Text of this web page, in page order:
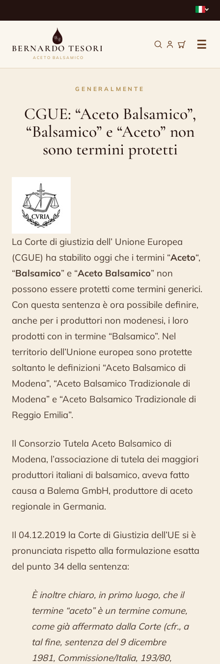
BERNARDO TESORI
ACETO BALSAMICO
☰
Balsamico”,
“Balsamico”
non
sono
termini
protetti
GENERALMENTE
CGUE: “Aceto Balsamico”,
“Balsamico” e “Aceto” non
sono termini protetti
La Corte di giustizia dell’ Unione Europea
(CGUE) ha stabilito oggi che i termini “Aceto“,
“Balsamico” e “Aceto Balsamico” non
possono essere protetti come termini generici.
Con questa sentenza è ora possibile definire,
anche per i produttori non modenesi, i loro
prodotti con in termine “Balsamico”. Nel
territorio dell’Unione europea sono protette
soltanto le definizioni “Aceto Balsamico di
Modena”, “Aceto Balsamico Tradizionale di
Modena” e “Aceto Balsamico Tradizionale di
Reggio Emilia”.
Il Consorzio Tutela Aceto Balsamico di
Modena, l’associazione di tutela dei maggiori
produttori italiani di balsamico, aveva fatto
causa a Balema GmbH, produttore di aceto
regionale in Germania.
Il 04.12.2019 la Corte di Giustizia dell’UE si è
pronunciata rispetto alla formulazione esatta
del punto 34 della sentenza:
È inoltre chiaro, in primo luogo, che il
termine “aceto” è un termine comune,
come già affermato dalla Corte (cfr., a
tal fine, sentenza del 9 dicembre
1981, Commissione/Italia, 193/80,